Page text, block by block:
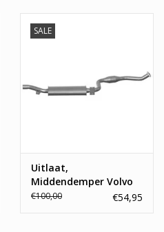
SALE
Uitlaat,
Middendemper Volvo
S40, V40
€100,00 €54,95